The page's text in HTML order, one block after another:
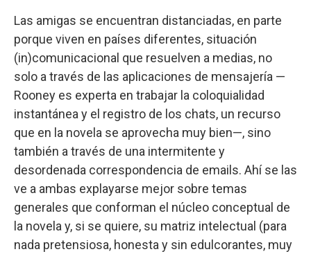
Las amigas se encuentran distanciadas, en parte
porque viven en países diferentes, situación
(in)comunicacional que resuelven a medias, no
solo a través de las aplicaciones de mensajería —
Rooney es experta en trabajar la coloquialidad
instantánea y el registro de los chats, un recurso
que en la novela se aprovecha muy bien—, sino
también a través de una intermitente y
desordenada correspondencia de emails. Ahí se las
ve a ambas explayarse mejor sobre temas
generales que conforman el núcleo conceptual de
la novela y, si se quiere, su matriz intelectual (para
nada pretensiosa, honesta y sin edulcorantes, muy